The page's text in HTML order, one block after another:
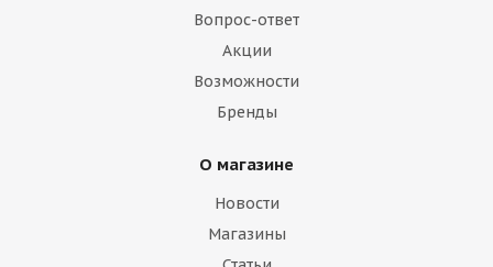
Вопрос-ответ
Акции
Возможности
Бренды
О магазине
Новости
Магазины